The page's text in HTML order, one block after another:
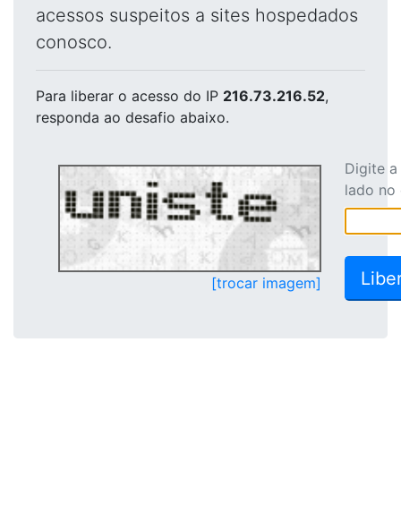
acessos suspeitos a sites hospedados
conosco.
Para liberar o acesso do IP 216.73.216.52,
responda ao desafio abaixo.
[trocar imagem]
Digite
lado no